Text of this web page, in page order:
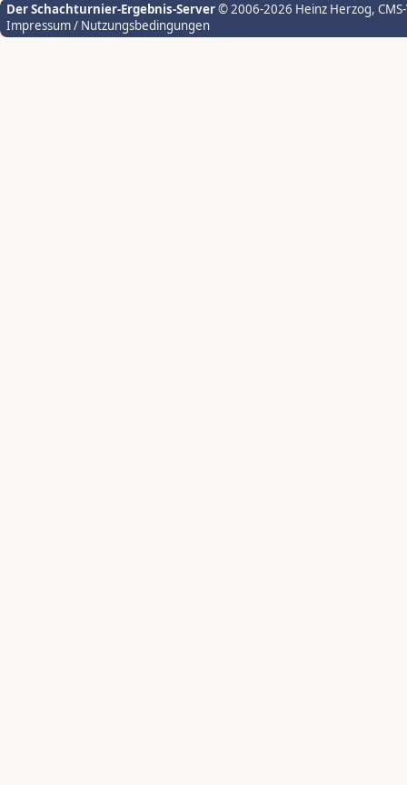
Der Schachturnier-Ergebnis-Server© 2006-2026 Heinz Herzog,
Impressum / Nutzungsbedingungen